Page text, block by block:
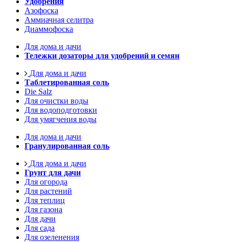
Азофоска
Аммиачная селитра
Диаммофоска
Для дома и дачи
Тележки дозаторы для удобрений и семян
Для дома и дачи
Таблетированная соль
Die Salz
Для очистки воды
Для водоподготовки
Для умягчения воды
Для дома и дачи
Гранулированная соль
Для дома и дачи
Грунт для дачи
Для огорода
Для растений
Для теплиц
Для газона
Для дачи
Для сада
Для озеленения